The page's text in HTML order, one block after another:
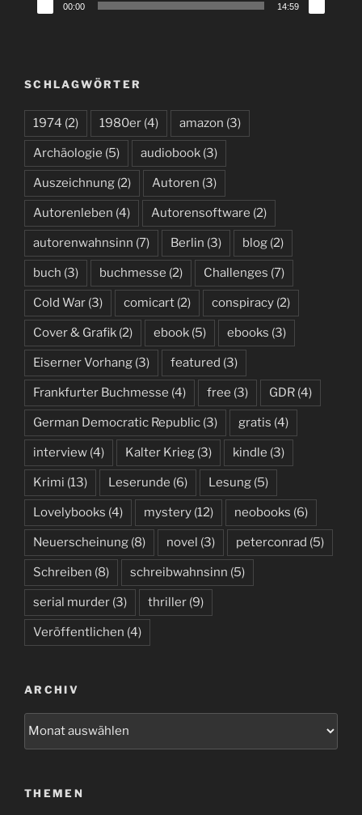
00:00 14:59
SCHLAGWÖRTER
1974 (2) 1980er (4) amazon (3)
Archäologie (5) audiobook (3)
Auszeichnung (2) Autoren (3)
Autorenleben (4) Autorensoftware (2)
autorenwahnsinn (7) Berlin (3) blog (2)
buch (3) buchmesse (2) Challenges (7)
Cold War (3) comicart (2) conspiracy (2)
Cover & Grafik (2) ebook (5) ebooks (3)
Eiserner Vorhang (3) featured (3)
Frankfurter Buchmesse (4) free (3) GDR (4)
German Democratic Republic (3) gratis (4)
interview (4) Kalter Krieg (3) kindle (3)
Krimi (13) Leserunde (6) Lesung (5)
Lovelybooks (4) mystery (12) neobooks (6)
Neuerscheinung (8) novel (3) peterconrad (5)
Schreiben (8) schreibwahnsinn (5)
serial murder (3) thriller (9)
Veröffentlichen (4)
ARCHIV
THEMEN